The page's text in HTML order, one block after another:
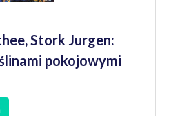
Stork Jurgen:
pokojowymi